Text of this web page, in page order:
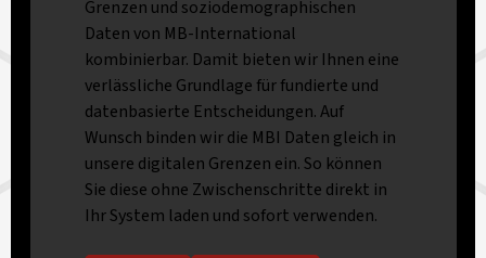
Grenzen und soziodemographischen
Daten von MB-International
kombinierbar. Damit bieten wir Ihnen eine
verlässliche Grundlage für fundierte und
datenbasierte Entscheidungen. Auf
Wunsch binden wir die MBI Daten gleich in
unsere digitalen Grenzen ein. So können
Sie diese ohne Zwischenschritte direkt in
Ihr System laden und sofort verwenden.